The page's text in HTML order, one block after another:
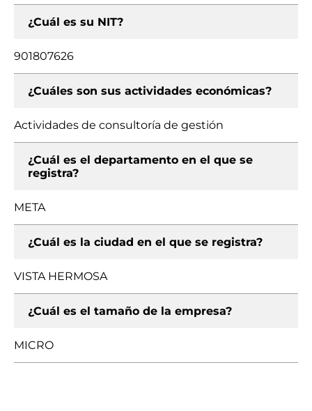
¿Cuál es su NIT?
901807626
¿Cuáles son sus actividades económicas?
Actividades de consultoría de gestión
¿Cuál es el departamento en el que se
registra?
META
¿Cuál es la ciudad en el que se registra?
VISTA HERMOSA
¿Cuál es el tamaño de la empresa?
MICRO